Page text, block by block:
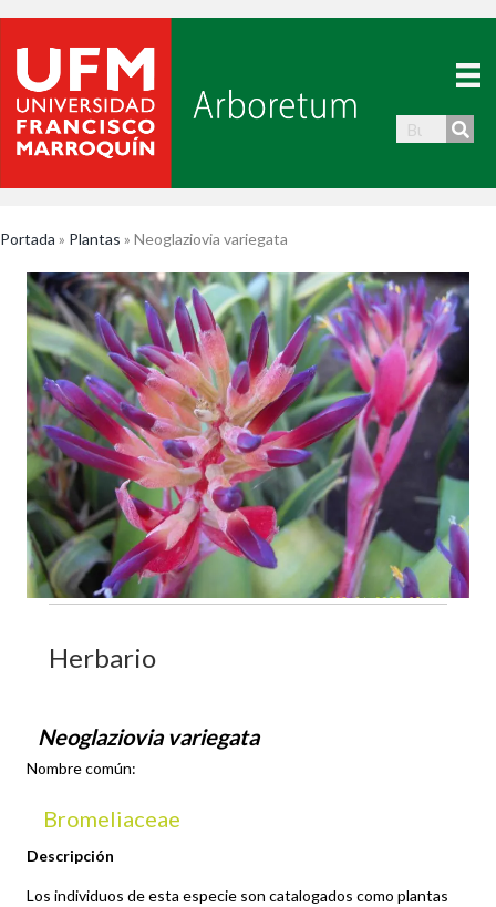
Portada » Plantas » Neoglaziovia variegata
Herbario
Neoglaziovia variegata
Nombre común:
Bromeliaceae
Descripción
Los individuos de esta especie son catalogados como plantas